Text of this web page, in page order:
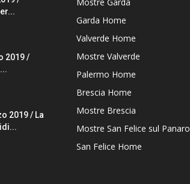
2019 /
2019 / La
Garda Home
Valverde Home
Mostre Valverde
Palermo Home
Brescia Home
Mostre Brescia
Mostre San Felice sul Panaro
San Felice Home